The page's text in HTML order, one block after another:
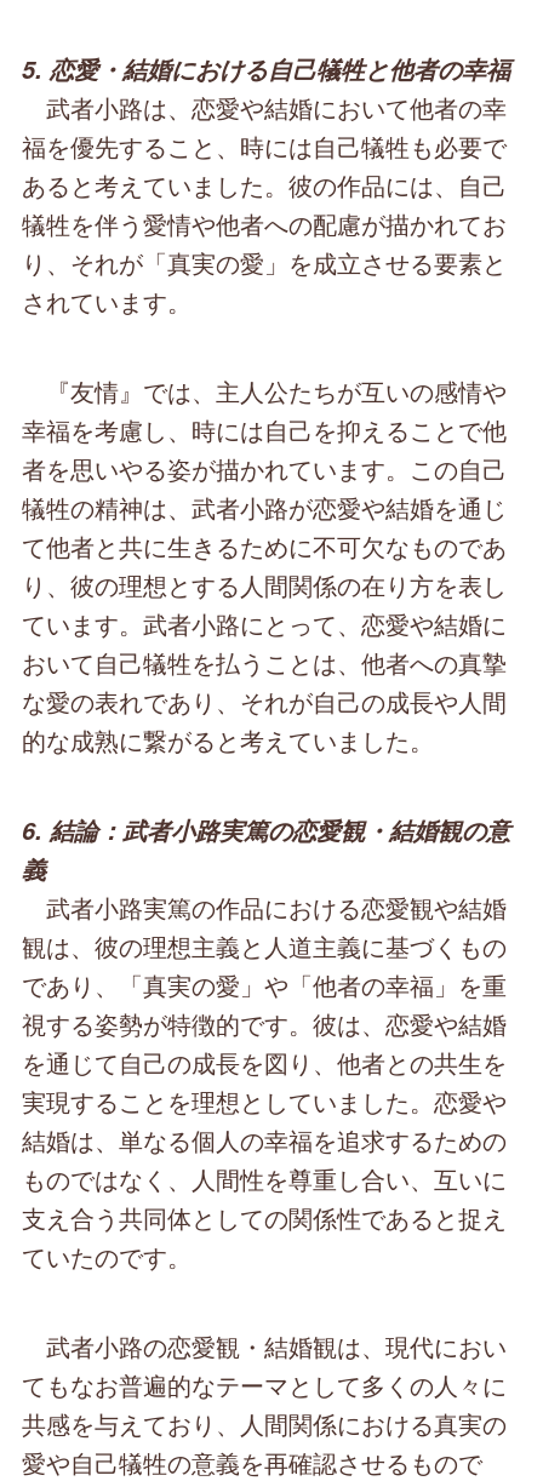
5. 恋愛・結婚における自己犠牲と他者の幸福
武者小路は、恋愛や結婚において他者の幸
福を優先すること、時には自己犠牲も必要で
あると考えていました。彼の作品には、自己
犠牲を伴う愛情や他者への配慮が描かれてお
り、それが「真実の愛」を成立させる要素と
されています。
『友情』では、主人公たちが互いの感情や
幸福を考慮し、時には自己を抑えることで他
者を思いやる姿が描かれています。この自己
犠牲の精神は、武者小路が恋愛や結婚を通じ
て他者と共に生きるために不可欠なものであ
り、彼の理想とする人間関係の在り方を表し
ています。武者小路にとって、恋愛や結婚に
おいて自己犠牲を払うことは、他者への真摯
な愛の表れであり、それが自己の成長や人間
的な成熟に繋がると考えていました。
6. 結論：武者小路実篤の恋愛観・結婚観の意
義
武者小路実篤の作品における恋愛観や結婚
観は、彼の理想主義と人道主義に基づくもの
であり、「真実の愛」や「他者の幸福」を重
視する姿勢が特徴的です。彼は、恋愛や結婚
を通じて自己の成長を図り、他者との共生を
実現することを理想としていました。恋愛や
結婚は、単なる個人の幸福を追求するための
ものではなく、人間性を尊重し合い、互いに
支え合う共同体としての関係性であると捉え
ていたのです。
武者小路の恋愛観・結婚観は、現代におい
てもなお普遍的なテーマとして多くの人々に
共感を与えており、人間関係における真実の
愛や自己犠牲の意義を再確認させるもので